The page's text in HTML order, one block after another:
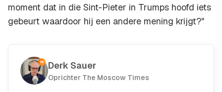
moment dat in die Sint-Pieter in Trumps hoofd iets
gebeurt waardoor hij een andere mening krijgt?"
Derk Sauer
Oprichter The Moscow Times